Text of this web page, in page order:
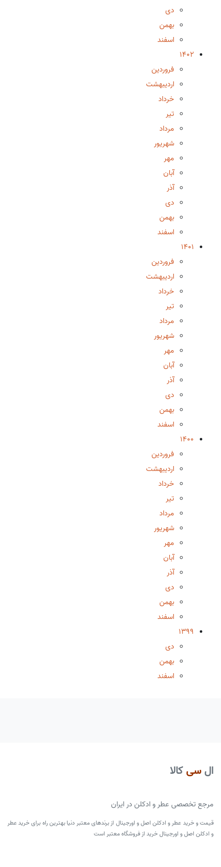
دی
بهمن
اسفند
1402
فروردین
اردیبهشت
خرداد
تیر
مرداد
شهریور
مهر
آبان
آذر
دی
بهمن
اسفند
1401
فروردین
اردیبهشت
خرداد
تیر
مرداد
شهریور
مهر
آبان
آذر
دی
بهمن
اسفند
1400
فروردین
اردیبهشت
خرداد
تیر
مرداد
شهریور
مهر
آبان
آذر
دی
بهمن
اسفند
1399
دی
بهمن
اسفند
ال سی کالا
مرجع تخصصی عطر و ادکلن در ایران
قیمت و خرید عطر و ادکلن اصل و اورجینال از برندهای معتبر دنیا بهترین راه برای خرید عطر
و ادکلن اصل و اورجینال خرید از فروشگاه معتبر است